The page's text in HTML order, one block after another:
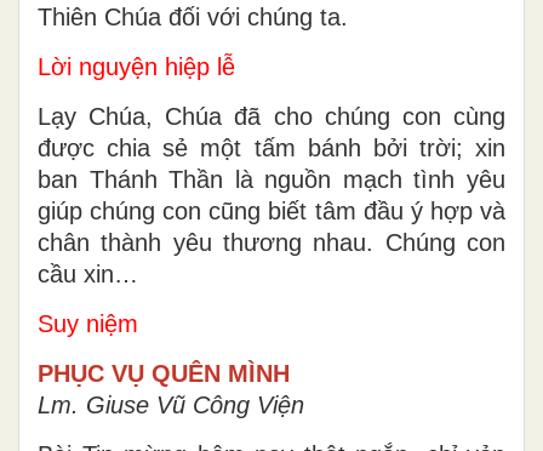
Thiên Chúa đối với chúng ta.
Lời nguyện hiệp lễ
Lạy Chúa, Chúa đã cho chúng con cùng
được chia sẻ một tấm bánh bởi trời; xin
ban Thánh Thần là nguồn mạch tình yêu
giúp chúng con cũng biết tâm đầu ý hợp và
chân thành yêu thương nhau. Chúng con
cầu xin…
Suy niệm
PHỤC VỤ QUÊN MÌNH
Lm. Giuse Vũ Công Viện